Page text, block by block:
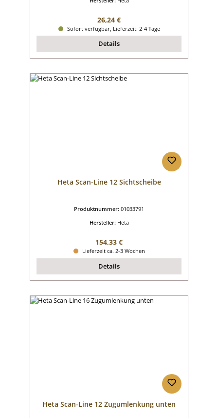
Regulärer Preis:
26,24 €
Sofort verfügbar, Lieferzeit: 2-4 Tage
Details
Heta Scan-Line 12 Sichtscheibe
Produktnummer: 01033791
Hersteller: Heta
Regulärer Preis:
154,33 €
Lieferzeit ca. 2-3 Wochen
Details
Heta Scan-Line 12 Zugumlenkung unten